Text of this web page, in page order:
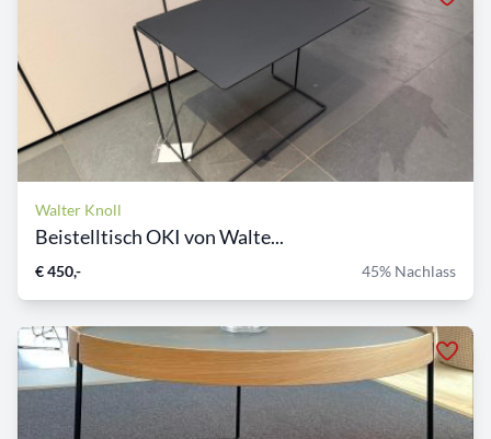
Walter Knoll
Beistelltisch OKI von Walte...
€ 450,- 45% Nachlass